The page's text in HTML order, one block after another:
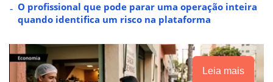
O profissional que pode parar uma operação inteira
quando identifica um risco na plataforma
Leia mais